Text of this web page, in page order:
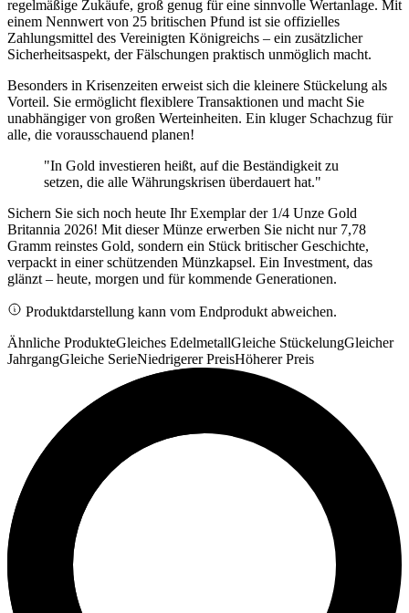
regelmäßige Zukäufe, groß genug für eine sinnvolle Wertanlage. Mit
einem Nennwert von 25 britischen Pfund ist sie offizielles
Zahlungsmittel des Vereinigten Königreichs – ein zusätzlicher
Sicherheitsaspekt, der Fälschungen praktisch unmöglich macht.
Besonders in Krisenzeiten erweist sich die kleinere Stückelung als
Vorteil. Sie ermöglicht flexiblere Transaktionen und macht Sie
unabhängiger von großen Werteinheiten. Ein kluger Schachzug für
alle, die vorausschauend planen!
"In Gold investieren heißt, auf die Beständigkeit zu
setzen, die alle Währungskrisen überdauert hat."
Sichern Sie sich noch heute Ihr Exemplar der 1/4 Unze Gold
Britannia 2026! Mit dieser Münze erwerben Sie nicht nur 7,78
Gramm reinstes Gold, sondern ein Stück britischer Geschichte,
verpackt in einer schützenden Münzkapsel. Ein Investment, das
glänzt – heute, morgen und für kommende Generationen.
Produktdarstellung kann vom Endprodukt abweichen.
Ähnliche ProdukteGleiches EdelmetallGleiche StückelungGleicher
JahrgangGleiche SerieNiedrigerer PreisHöherer Preis